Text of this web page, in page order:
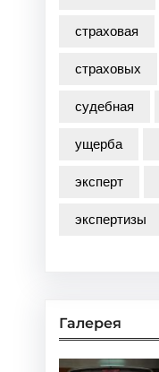
страховая
страховых
судебная
ущерба
эксперт
экспертизы
Галерея